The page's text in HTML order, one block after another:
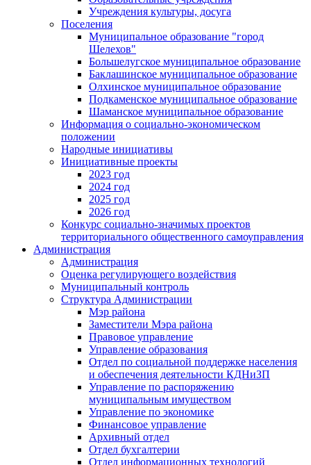
Учреждения культуры, досуга
Поселения
Муниципальное образование "город
Шелехов"
Большелугское муниципальное образование
Баклашинское муниципальное образование
Олхинское муниципальное образование
Подкаменское муниципальное образование
Шаманское муниципальное образование
Информация о социально-экономическом
положении
Народные инициативы
Инициативные проекты
2023 год
2024 год
2025 год
2026 год
Конкурс социально-значимых проектов
территориального общественного самоуправления
Администрация
Администрация
Оценка регулирующего воздействия
Муниципальный контроль
Структура Администрации
Мэр района
Заместители Мэра района
Правовое управление
Управление образования
Отдел по социальной поддержке населения
и обеспечения деятельности КДНиЗП
Управление по распоряжению
муниципальным имуществом
Управление по экономике
Финансовое управление
Архивный отдел
Отдел бухгалтерии
Отдел информационных технологий